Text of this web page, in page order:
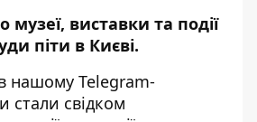
музеї, виставки та події
піти в Києві.
нашому Telegram-
стали свідком